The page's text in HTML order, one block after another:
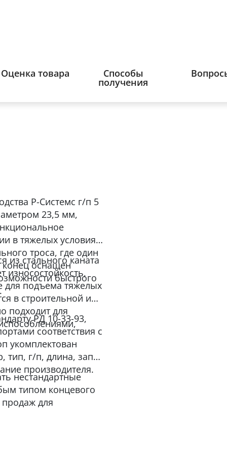
Оценка товара Способы
получения
Р-Системс г/п 5
23,5 мм,
в тяжелых условиях.
троса, где один
конец оснащен
быстрого
из стального каната
износостойкость,
для подъема тяжелых
в строительной и
подходит для
РД 10-33-93,
соответствия с
укомплектован
тип, г/п, длина, запас
производителя.
нестандартные
типом концевого
для